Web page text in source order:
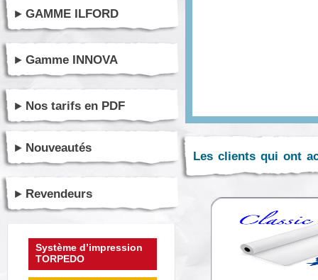
GAMME ILFORD
Gamme INNOVA
Nos tarifs en PDF
Nouveautés
Revendeurs
Système d’impression
TORPEDO
Les clients qui ont